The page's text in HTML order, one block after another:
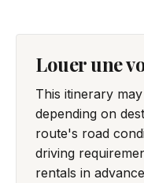
Louer une
This itinerary
depending on
route's road
driving
rentals in